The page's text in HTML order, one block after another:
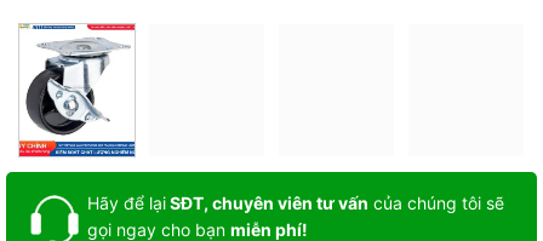
Hãy để lạiSĐT, chuyên viên tư vấn của chúng tôi sẽ
gọi ngay cho bạn miễn phí!